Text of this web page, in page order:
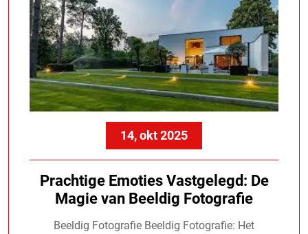
14, okt 2025
Prachtige Emoties Vastgelegd: De
Magie van Beeldig Fotografie
Beeldig Fotografie Beeldig Fotografie: Het